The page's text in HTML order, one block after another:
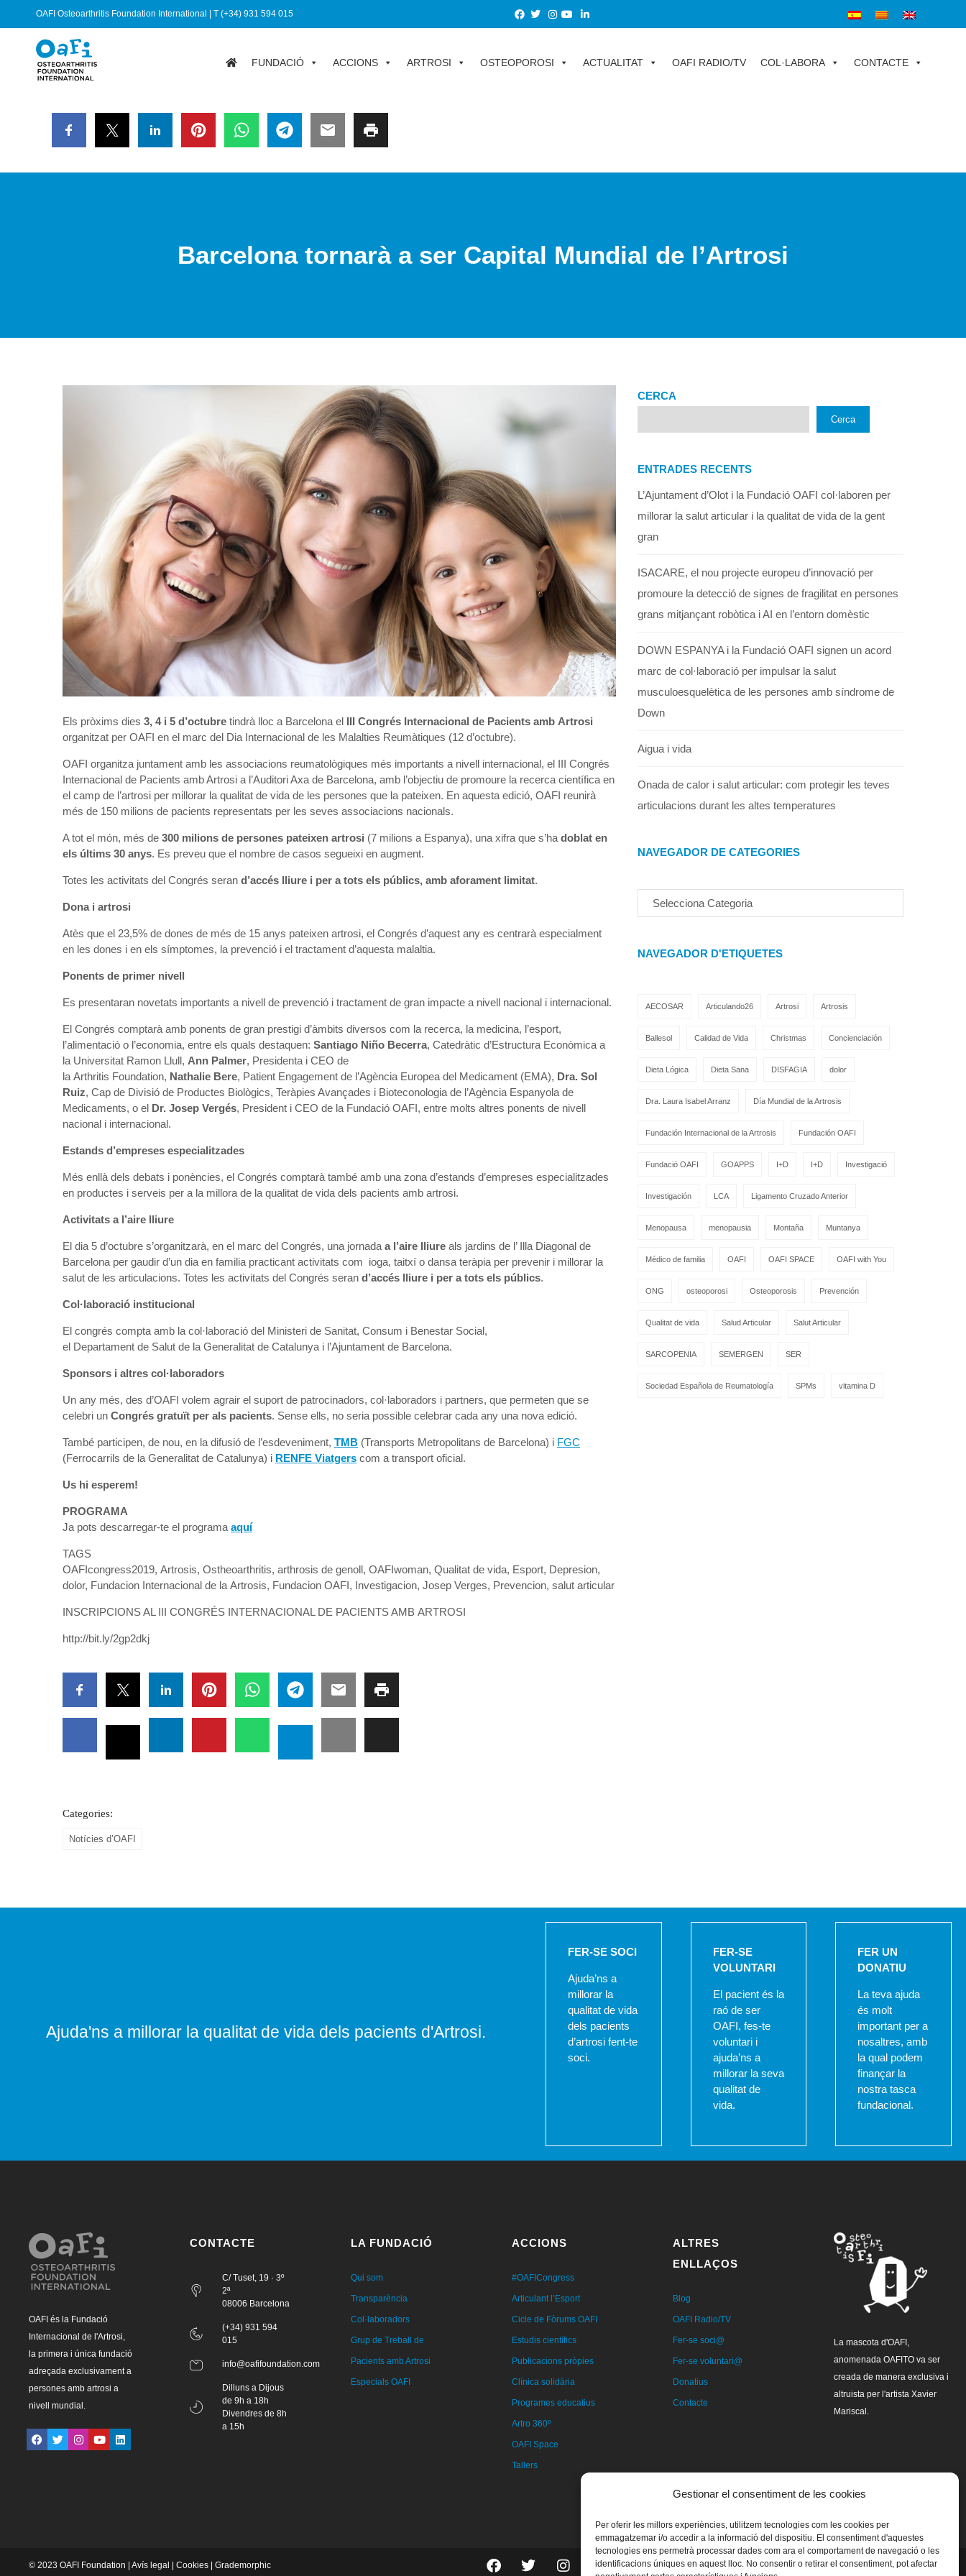
Gestionar el consentiment de les cookies
Per oferir les millors experiències, utilitzem tecnologies com les cookies per
emmagatzemar i/o accedir a la informació del dispositiu. El consentiment d'aquestes
tecnologies ens permetrà processar dades com ara el comportament de navegació o les
identificacions úniques en aquest lloc. No consentir o retirar el consentiment, pot afectar
OAFI Osteoarthritis Foundation International | T (+34) 931 594 015
FUNDACIÓ ACCIONS ARTROSI OSTEOPOROSI ACTUALITAT OAFI RADIO/TV COL·LABORA CONTACTE
Barcelona tornarà a ser Capital Mundial de l’Artrosi
Els pròxims dies 3, 4 i 5 d’octubre tindrà lloc a Barcelona el III Congrés Internacional de Pacients amb Artrosi
organitzat per OAFI en el marc del Dia Internacional de les Malalties Reumàtiques (12 d’octubre).
OAFI organitza juntament amb les associacions reumatològiques més importants a nivell internacional, el III Congrés
Internacional de Pacients amb Artrosi a l’Auditori Axa de Barcelona, amb l’objectiu de promoure la recerca científica en
el camp de l’artrosi per millorar la qualitat de vida de les persones que la pateixen. En aquesta edició, OAFI reunirà
més de 150 milions de pacients representats per les seves associacions nacionals.
A tot el món, més de 300 milions de persones pateixen artrosi (7 milions a Espanya), una xifra que s’ha doblat en
els últims 30 anys. Es preveu que el nombre de casos segueixi en augment.
Totes les activitats del Congrés seran d’accés lliure i per a tots els públics, amb aforament limitat.
Dona i artrosi
Atès que el 23,5% de dones de més de 15 anys pateixen artrosi, el Congrés d’aquest any es centrarà especialment
en les dones i en els símptomes, la prevenció i el tractament d’aquesta malaltia.
Ponents de primer nivell
Es presentaran novetats importants a nivell de prevenció i tractament de gran impacte a nivell nacional i internacional.
El Congrés comptarà amb ponents de gran prestigi d’àmbits diversos com la recerca, la medicina, l’esport,
l’alimentació o l’economia, entre els quals destaquen: Santiago Niño Becerra, Catedràtic d’Estructura Econòmica a
la Universitat Ramon Llull, Ann Palmer, Presidenta i CEO de
la Arthritis Foundation, Nathalie Bere, Patient Engagement de l’Agència Europea del Medicament (EMA), Dra. Sol
Ruiz, Cap de Divisió de Productes Biològics, Teràpies Avançades i Bioteconologia de l’Agència Espanyola de
Medicaments, o el Dr. Josep Vergés, President i CEO de la Fundació OAFI, entre molts altres ponents de nivell
nacional i internacional.
Estands d’empreses especialitzades
Més enllà dels debats i ponències, el Congrés comptarà també amb una zona d’estands d’empreses especialitzades
en productes i serveis per a la millora de la qualitat de vida dels pacients amb artrosi.
Activitats a l’aire lliure
El dia 5 d’octubre s’organitzarà, en el marc del Congrés, una jornada a l’aire lliure als jardins de l’ Illa Diagonal de
Barcelona per gaudir d’un dia en familia practicant activitats com ioga, taitxí o dansa teràpia per prevenir i millorar la
salut de les articulacions. Totes les activitats del Congrés seran d’accés lliure i per a tots els públics.
Col·laboració institucional
El congrés compta amb la col·laboració del Ministeri de Sanitat, Consum i Benestar Social,
el Departament de Salut de la Generalitat de Catalunya i l’Ajuntament de Barcelona.
Sponsors i altres col·laboradors
Un any més, des d’OAFI volem agrair el suport de patrocinadors, col·laboradors i partners, que permeten que se
celebri un Congrés gratuït per als pacients. Sense ells, no seria possible celebrar cada any una nova edició.
També participen, de nou, en la difusió de l’esdeveniment, TMB (Transports Metropolitans de Barcelona) i FGC
(Ferrocarrils de la Generalitat de Catalunya) i RENFE Viatgers com a transport oficial.
Us hi esperem!
PROGRAMA
Ja pots descarregar-te el programa aquí
TAGS
OAFIcongress2019, Artrosis, Ostheoarthritis, arthrosis de genoll, OAFIwoman, Qualitat de vida, Esport, Depresion,
dolor, Fundacion Internacional de la Artrosis, Fundacion OAFI, Investigacion, Josep Verges, Prevencion, salut articular
INSCRIPCIONS AL III CONGRÉS INTERNACIONAL DE PACIENTS AMB ARTROSI
http://bit.ly/2gp2dkj
Categories:
Notícies d’OAFI
CERCA
Cerca
ENTRADES RECENTS
L’Ajuntament d’Olot i la Fundació OAFI col·laboren per
millorar la salut articular i la qualitat de vida de la gent
gran
ISACARE, el nou projecte europeu d’innovació per
promoure la detecció de signes de fragilitat en persones
grans mitjançant robòtica i AI en l’entorn domèstic
DOWN ESPANYA i la Fundació OAFI signen un acord
marc de col·laboració per impulsar la salut
musculoesquelètica de les persones amb síndrome de
Down
Aigua i vida
Onada de calor i salut articular: com protegir les teves
articulacions durant les altes temperatures
NAVEGADOR DE CATEGORIES
NAVEGADOR D'ETIQUETES
AECOSAR Articulando26 Artrosi Artrosis
Ballesol Calidad de Vida Christmas Concienciación
Dieta Lógica Dieta Sana DISFAGIA dolor
Dra. Laura Isabel Arranz Día Mundial de la Artrosis
Fundación Internacional de la Artrosis Fundación OAFI
Fundació OAFI GOAPPS I+D I+D Investigació
Investigación LCA Ligamento Cruzado Anterior
Menopausa menopausia Montaña Muntanya
Médico de familia OAFI OAFI SPACE OAFI with You
ONG osteoporosi Osteoporosis Prevención
Qualitat de vida Salud Articular Salut Articular
SARCOPENIA SEMERGEN SER
Sociedad Española de Reumatología SPMs vitamina D
Ajuda'ns a millorar la qualitat de vida dels pacients d'Artrosi.
FER-SE SOCI
Ajuda’ns a
millorar la
qualitat de vida
dels pacients
d’artrosi fent-te
soci.
FER-SE
VOLUNTARI
El pacient és la
raó de ser
OAFI, fes-te
voluntari i
ajuda’ns a
millorar la seva
qualitat de
vida.
FER UN
DONATIU
La teva ajuda
és molt
important per a
nosaltres, amb
la qual podem
finançar la
nostra tasca
fundacional.
OAFI és la Fundació
Internacional de l'Artrosi,
la primera i única fundació
adreçada exclusivament a
persones amb artrosi a
nivell mundial.
CONTACTE
C/ Tuset, 19 · 3º
2ª
08006 Barcelona
(+34) 931 594
015
info@oafifoundation.com
Dilluns a Dijous
de 9h a 18h
Divendres de 8h
a 15h
LA FUNDACIÓ
Qui som
Transparència
Col·laboradors
Grup de Treball de
Pacients amb Artrosi
Especials OAFI
ACCIONS
#OAFICongress
Articulant l’Esport
Cicle de Fòrums OAFI
Estudis científics
Publicacions pròpies
Clínica solidària
Programes educatius
Artro 360º
OAFI Space
Tallers
ALTRES
ENLLAÇOS
Blog
OAFI Radio/TV
Fer-se soci@
Fer-se voluntari@
Donatius
Contacte
La mascota d'OAFI,
anomenada OAFITO va ser
creada de manera exclusiva i
altruista per l'artista Xavier
Mariscal.
© 2023 OAFI Foundation | Avís legal | Cookies | Grademorphic